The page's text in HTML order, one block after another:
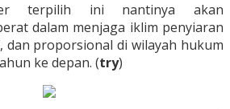
terpilih ini nantinya akan
dalam menjaga iklim penyiaran
dan proporsional di wilayah hukum
ke depan. (try)